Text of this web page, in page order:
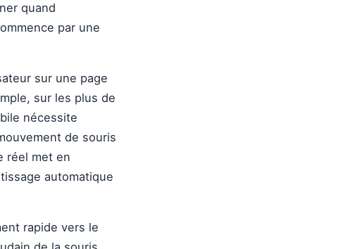
quand
par une
sur une page
sur les plus de
nécessite
de souris
réel met en
automatique
rapide vers le